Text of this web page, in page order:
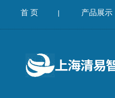
首 页 | 产品展示